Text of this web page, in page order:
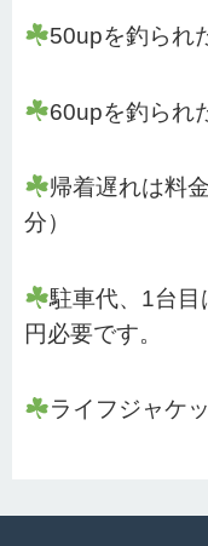
50upを釣られ
60upを釣られ
帰着遅れは料
分）
駐車代、1台
円必要です。
ライフジャケ